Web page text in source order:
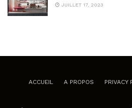
JUILLET 17, 2023
ACCUEIL A PROPOS PRIVACY